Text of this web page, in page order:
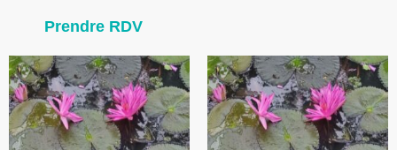
Prendre RDV